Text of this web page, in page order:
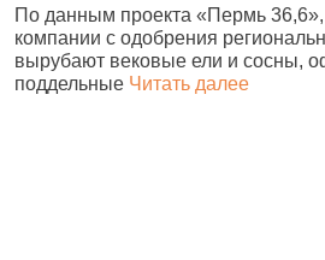
По данным проекта «Пермь
компании с одобрения
вырубают вековые ели и сосны,
поддельные Читать далее